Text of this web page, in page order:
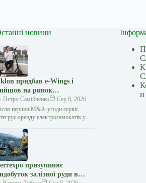
новини
придбав e-Wings і
на ринок
Петро Самійленко
Сер 8, 2026
першої M&A-угоди сервіс
оренду електросамокатів у
міської мобільності
технологічна компанія
завершила…
призупиняє
залізної руди в
и